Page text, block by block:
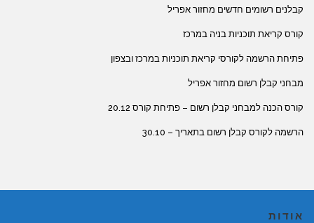
קבלנים רשומים חדשים מחזור אפריל
קורס קריאת תוכניות בניה במרכז
פתיחת הרשמה לקורסי קריאת תוכניות במרכז ובצפון
מבחני קבלן רשום מחזור אפריל
קורס הכנה למבחני קבלן רשום – פתיחת קורס 20.12
הרשמה לקורס קבלן רשום בתאריך – 30.10
אודות